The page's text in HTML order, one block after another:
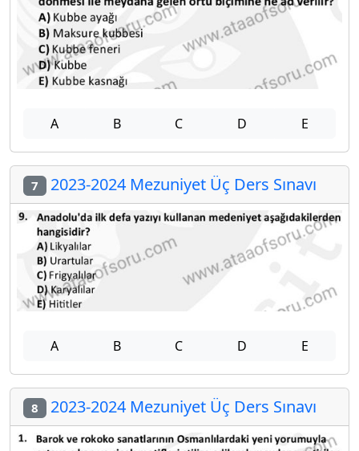
A B C D E
7 2023-2024 Mezuniyet Üç Ders Sınavı
A B C D E
8 2023-2024 Mezuniyet Üç Ders Sınavı